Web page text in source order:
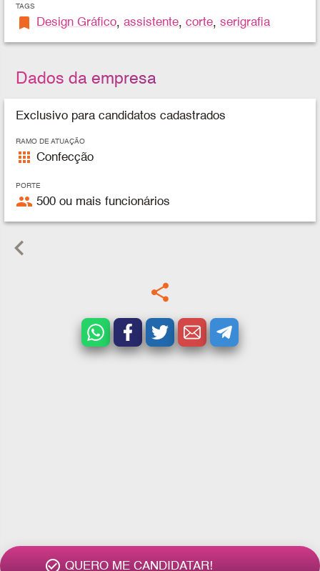
check_circle_outline QUERO ME CANDIDATAR!
TAGS
bookmark Design Gráfico,assistente,corte,serigrafia
Dados da empresa
Exclusivo para candidatos cadastrados
RAMO DE ATUAÇÃO
apps Confecção
PORTE
people 500 ou mais funcionários
keyboard_arrow_left
share